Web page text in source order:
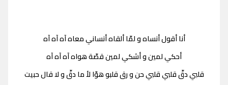
أنا أقول أنساه و لمّا ألقاه أنساني معاه آه آه آه
أحكي لمين و أشكي لمين قصّة هواه آه آه آه
قلبي دقّ قلبي قلبي حن و رق قلبو هوّا لأ ما دقّ و لا قال حبيت